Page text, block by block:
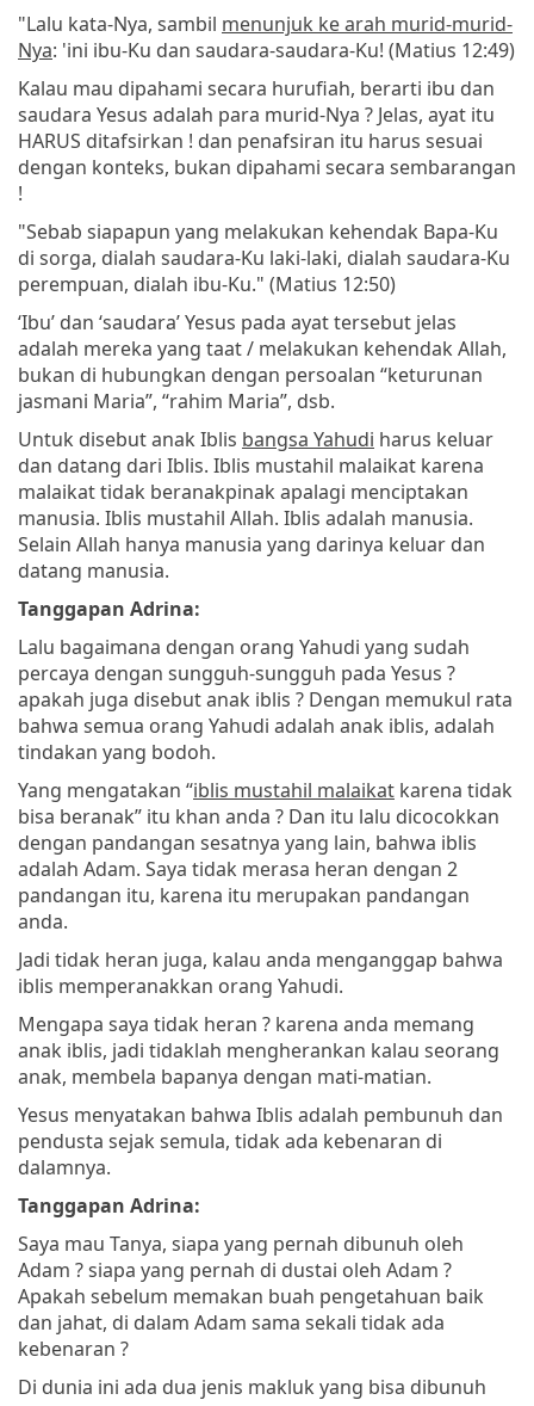
"Lalu kata-Nya, sambil menunjuk ke arah murid-murid-
Nya: 'ini ibu-Ku dan saudara-saudara-Ku! (Matius 12:49)
Kalau mau dipahami secara hurufiah, berarti ibu dan
saudara Yesus adalah para murid-Nya ? Jelas, ayat itu
HARUS ditafsirkan ! dan penafsiran itu harus sesuai
dengan konteks, bukan dipahami secara sembarangan
!
"Sebab siapapun yang melakukan kehendak Bapa-Ku
di sorga, dialah saudara-Ku laki-laki, dialah saudara-Ku
perempuan, dialah ibu-Ku." (Matius 12:50)
‘Ibu’ dan ‘saudara’ Yesus pada ayat tersebut jelas
adalah mereka yang taat / melakukan kehendak Allah,
bukan di hubungkan dengan persoalan “keturunan
jasmani Maria”, “rahim Maria”, dsb.
Untuk disebut anak Iblis bangsa Yahudi harus keluar
dan datang dari Iblis. Iblis mustahil malaikat karena
malaikat tidak beranakpinak apalagi menciptakan
manusia. Iblis mustahil Allah. Iblis adalah manusia.
Selain Allah hanya manusia yang darinya keluar dan
datang manusia.
Tanggapan Adrina:
Lalu bagaimana dengan orang Yahudi yang sudah
percaya dengan sungguh-sungguh pada Yesus ?
apakah juga disebut anak iblis ? Dengan memukul rata
bahwa semua orang Yahudi adalah anak iblis, adalah
tindakan yang bodoh.
Yang mengatakan “iblis mustahil malaikat karena tidak
bisa beranak” itu khan anda ? Dan itu lalu dicocokkan
dengan pandangan sesatnya yang lain, bahwa iblis
adalah Adam. Saya tidak merasa heran dengan 2
pandangan itu, karena itu merupakan pandangan
anda.
Jadi tidak heran juga, kalau anda menganggap bahwa
iblis memperanakkan orang Yahudi.
Mengapa saya tidak heran ? karena anda memang
anak iblis, jadi tidaklah mengherankan kalau seorang
anak, membela bapanya dengan mati-matian.
Yesus menyatakan bahwa Iblis adalah pembunuh dan
pendusta sejak semula, tidak ada kebenaran di
dalamnya.
Tanggapan Adrina:
Saya mau Tanya, siapa yang pernah dibunuh oleh
Adam ? siapa yang pernah di dustai oleh Adam ?
Apakah sebelum memakan buah pengetahuan baik
dan jahat, di dalam Adam sama sekali tidak ada
kebenaran ?
Di dunia ini ada dua jenis makluk yang bisa dibunuh